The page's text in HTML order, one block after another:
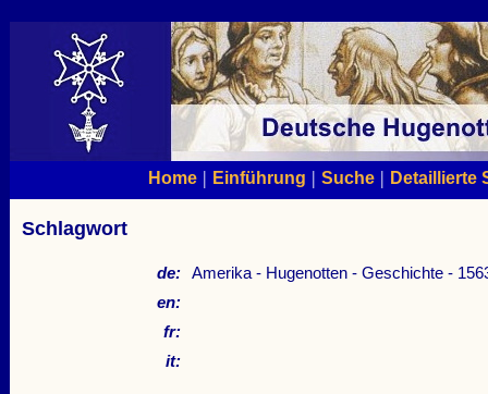
Home| Einführung | Suche| Detaillierte
Schlagwort
de: Amerika - Hugenotten - Geschichte -
en:
fr:
it: